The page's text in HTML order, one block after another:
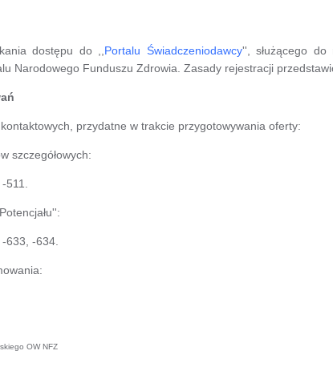
dostępu do ,, Portalu Świadczeniodawcy'', służącego do
Narodowego Funduszu Zdrowia. Zasady rejestracji
przydatne w trakcie przygotowywania oferty:
szczegółowych:
633, -634.
OW NFZ